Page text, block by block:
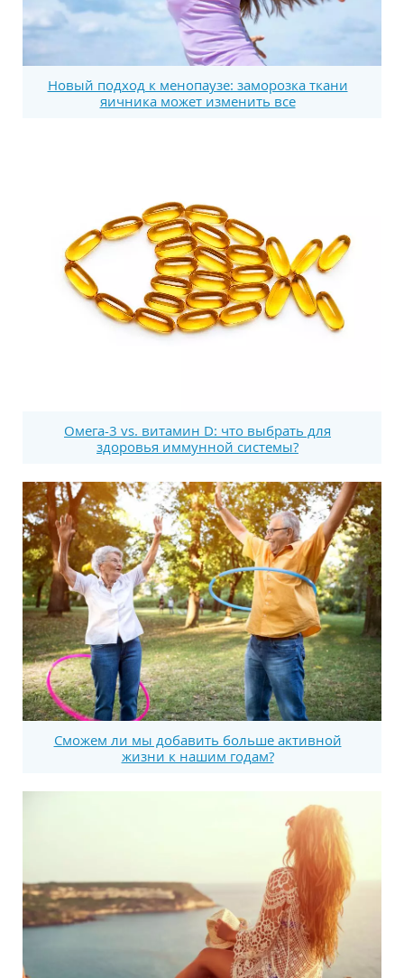
Новый подход к менопаузе: заморозка ткани
яичника может изменить все
Омега-3 vs. витамин D: что выбрать для
здоровья иммунной системы?
Сможем ли мы добавить больше активной
жизни к нашим годам?